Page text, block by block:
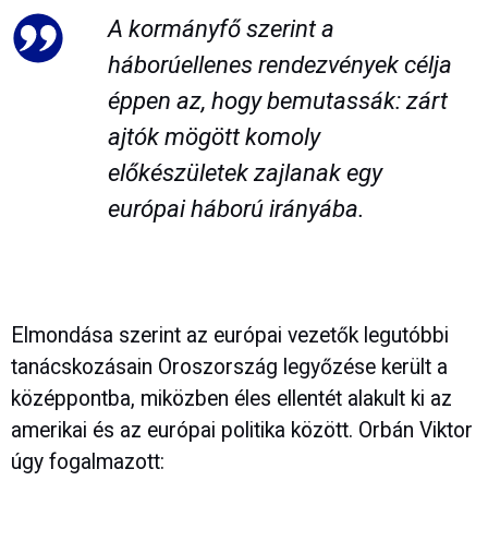
A kormányfő szerint a
háborúellenes rendezvények célja
éppen az, hogy bemutassák: zárt
ajtók mögött komoly
előkészületek zajlanak egy
európai háború irányába.
Elmondása szerint az európai vezetők legutóbbi
tanácskozásain Oroszország legyőzése került a
középpontba, miközben éles ellentét alakult ki az
amerikai és az európai politika között. Orbán Viktor
úgy fogalmazott: